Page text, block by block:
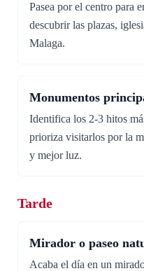
Pasea por el centro para
descubrir las plazas,
Malaga.
Monumentos
Identifica los 2-3 hitos
prioriza visitarlos por la
y mejor luz.
Tarde
Mirador o paseo
Acaba el día en un